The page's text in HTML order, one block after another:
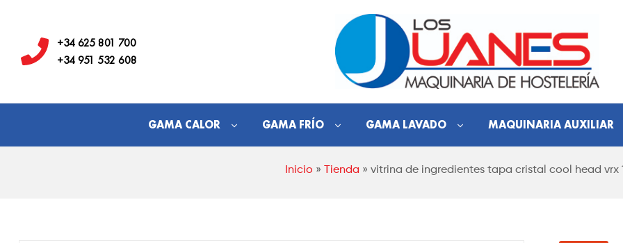
+34 625 801 700
+34 951 532 608
Hostelería
Los
Juanes
GAMA CALOR GAMA FRÍO GAMA LAVADO MAQUINARIA AUXILIAR
Inicio » Tienda » vitrina de ingredientes tapa cristal cool head vrx
Los